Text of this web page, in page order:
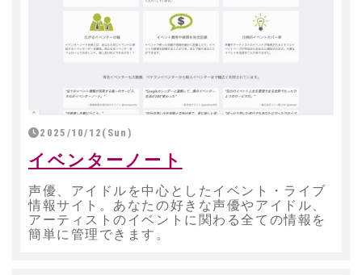
2025/10/12(Sun)
イベンターノート
声優、アイドルを中心としたイベント・ライブ
情報サイト。あなたの好きな声優やアイドル、
アーティストのイベントに関わる全ての情報を
簡単に管理できます。